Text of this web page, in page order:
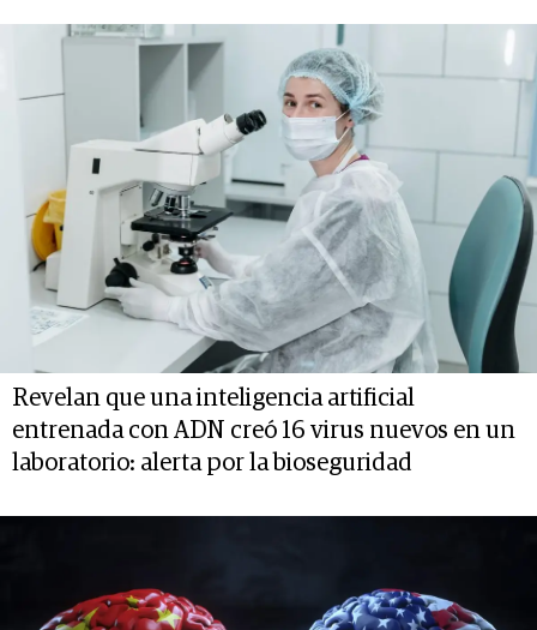
Revelan que una inteligencia artificial
entrenada con ADN creó 16 virus nuevos en un
laboratorio: alerta por la bioseguridad